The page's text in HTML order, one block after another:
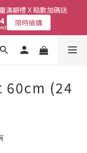
滿額禮 X 點數加碼送
5
4
3
1
限時搶購
滿額禮 X 點數加碼送
5
4
3
1
限時搶購
6%現金回饋！
滿額禮 X 點數加碼送
9
8
4
0
限時搶購
60cm (24